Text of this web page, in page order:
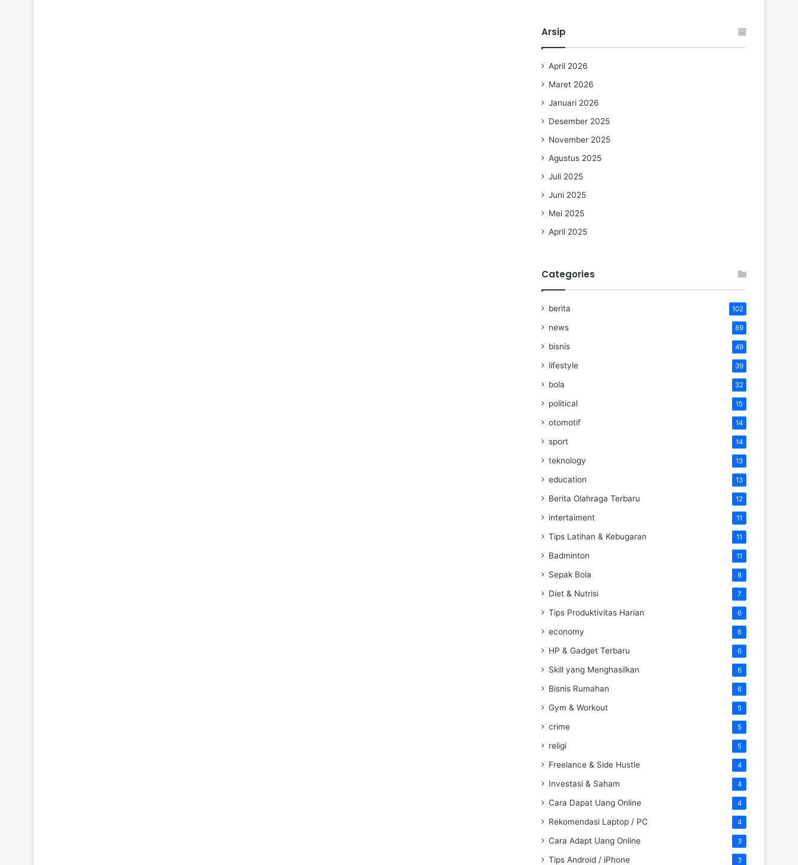
Arsip
April 2026
Maret 2026
Januari 2026
Desember 2025
November 2025
Agustus 2025
Juli 2025
Juni 2025
Mei 2025
April 2025
Categories
berita 102
news 89
bisnis 49
lifestyle 39
bola 32
political 15
otomotif 14
sport 14
teknology 13
education 13
Berita Olahraga Terbaru 12
intertaiment 11
Tips Latihan & Kebugaran 11
Badminton 11
Sepak Bola 8
Diet & Nutrisi 7
Tips Produktivitas Harian 6
economy 6
HP & Gadget Terbaru 6
Skill yang Menghasilkan 6
Bisnis Rumahan 6
Gym & Workout 5
crime 5
religi 5
Freelance & Side Hustle 4
Investasi & Saham 4
Cara Dapat Uang Online 4
Rekomendasi Laptop / PC 4
Cara Adapt Uang Online 3
Tips Android / iPhone 3